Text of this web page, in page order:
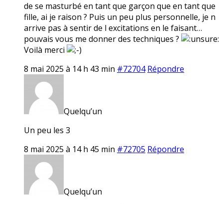
de se masturbé en tant que garçon que en tant que
fille, ai je raison ? Puis un peu plus personnelle, je n
arrive pas à sentir de l excitations en le faisant…
pouvais vous me donner des techniques ?
Voilà merci
8 mai 2025 à 14 h 43 min #72704 Répondre
Quelqu’un
Un peu les 3
8 mai 2025 à 14 h 45 min #72705 Répondre
Quelqu’un